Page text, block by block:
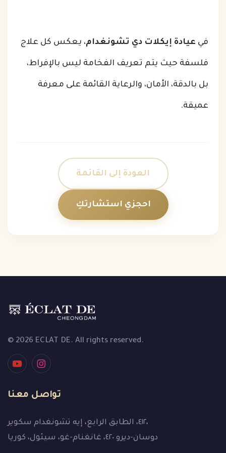
في عيادة إيكلات دي تشونغدام، يعكس كل علاج
فلسفة حيث يتم تعريف الفخامة ليس بالإفراط،
بل بالدقة، الأمان، والرعاية القائمة على معرفة
عميقة.
العودة إلى القائمة
احجزي استشارتكِ
© 2026 ECLAT DE. All rights reserved.
تواصل معنا
٤١٢، الطابق الرابع، إيه تشونغدام سكوير،
دوسان-ديرو ٤٢٠، غانغنام-غو، سيئول، كوريا